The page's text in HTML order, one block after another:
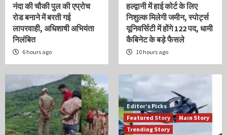
नंदा की चौकी पुल की एप्रोच
रोड बनाने में बरती गई
लापरवाही, अधिशाषी अभियंता
निलंबित
6 hours ago
हल्द्वानी में हाई कोर्ट के लिए
निशुल्क मिलेगी जमीन, स्पोर्ट्स
यूनिवर्सिटी में होंगे 122 पद, धामी
कैबिनेट के बड़े फैसले
10 hours ago
Editor’s Picks
Featured Story
Main Story
Trending Story